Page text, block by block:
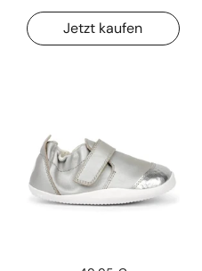
Jetzt kaufen